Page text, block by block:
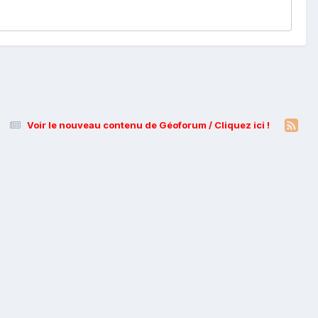
Voir le nouveau contenu de Géoforum / Cliquez ici !